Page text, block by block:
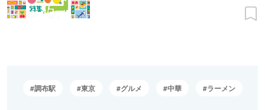
調布駅 東京 グルメ 中華 ラーメン